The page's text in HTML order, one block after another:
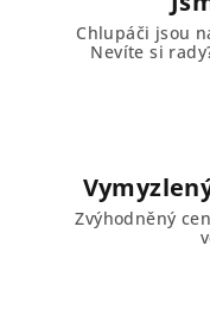
Chlupáči jsou
Nevíte si
Zvýhodněný